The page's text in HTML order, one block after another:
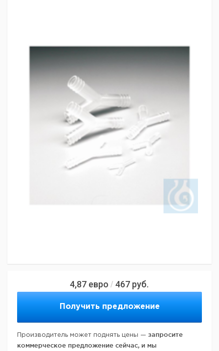
4,87 евро / 467 руб.
Получить предложение
Производитель может поднять цены — запросите
коммерческое предложение сейчас, и мы